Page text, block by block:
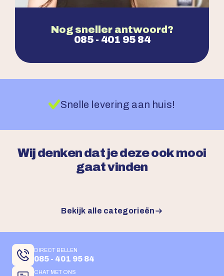
Nog sneller antwoord?
085 - 401 95 84
Snelle levering aan huis!
Wij denken dat je deze ook mooi
gaat vinden
Bekijk alle categorieën
DIRECT BELLEN
085 - 401 95 84
CHAT MET ONS